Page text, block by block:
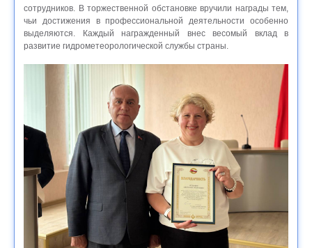
сотрудников. В торжественной обстановке вручили награды тем,
чьи достижения в профессиональной деятельности особенно
выделяются. Каждый награжденный внес весомый вклад в
развитие гидрометеорологической службы страны.